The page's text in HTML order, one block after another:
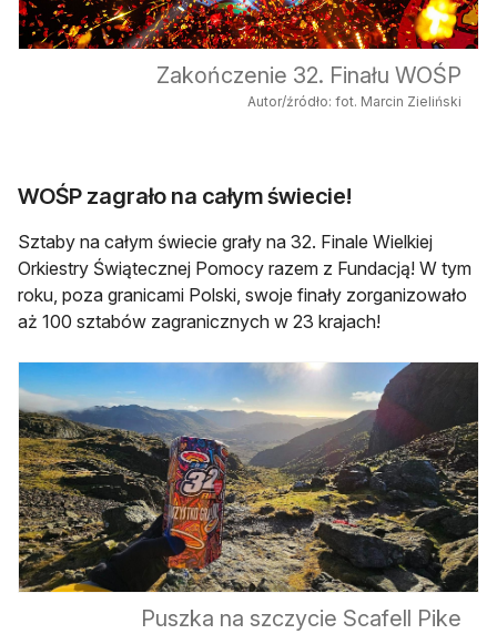
Zakończenie 32. Finału WOŚP
Autor/źródło: fot. Marcin Zieliński
WOŚP zagrało na całym świecie!
Sztaby na całym świecie grały na 32. Finale Wielkiej
Orkiestry Świątecznej Pomocy razem z Fundacją! W tym
roku, poza granicami Polski, swoje finały zorganizowało
aż 100 sztabów zagranicznych w 23 krajach!
Puszka na szczycie Scafell Pike